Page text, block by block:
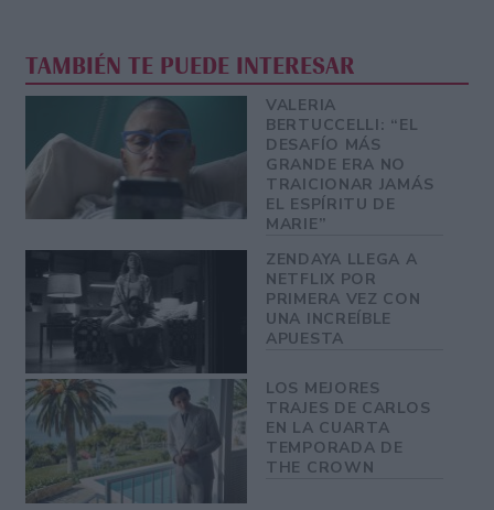
TAMBIÉN TE PUEDE INTERESAR
VALERIA
BERTUCCELLI: “EL
DESAFÍO MÁS
GRANDE ERA NO
TRAICIONAR JAMÁS
EL ESPÍRITU DE
MARIE”
ZENDAYA LLEGA A
NETFLIX POR
PRIMERA VEZ CON
UNA INCREÍBLE
APUESTA
LOS MEJORES
TRAJES DE CARLOS
EN LA CUARTA
TEMPORADA DE
THE CROWN